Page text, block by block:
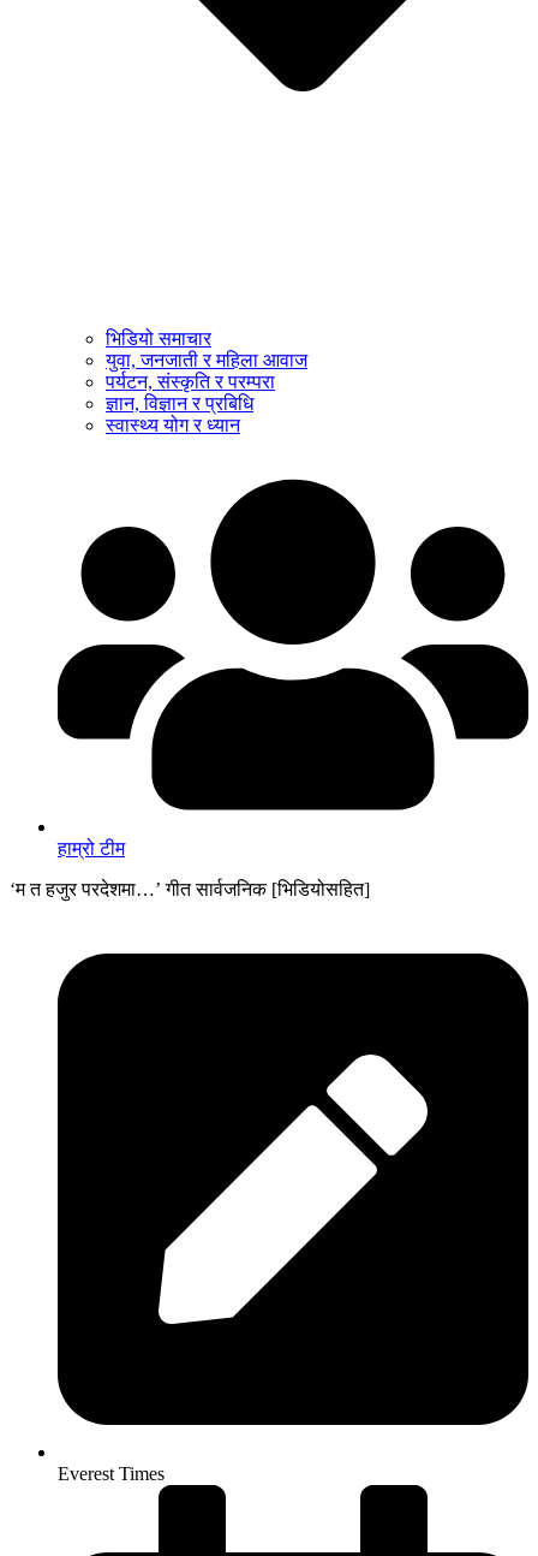
भिडियो समाचार
युवा, जनजाती र महिला आवाज
पर्यटन, संस्कृति र परम्परा
ज्ञान, विज्ञान र प्रबिधि
स्वास्थ्य योग र ध्यान
हाम्रो टीम
‘म त हजुर परदेशमा…’ गीत सार्वजनिक [भिडियोसहित]
Everest Times